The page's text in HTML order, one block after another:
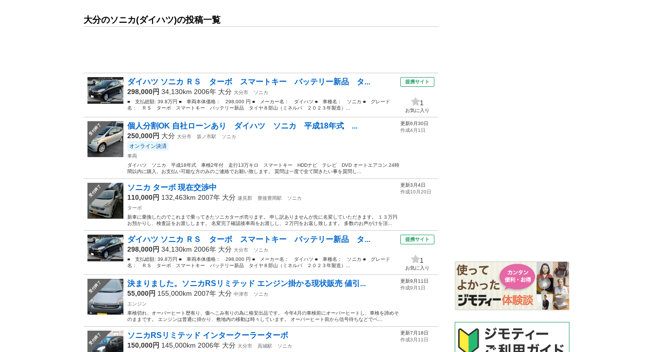
大分のソニカ(ダイハツ)の投稿一覧
ダイハツ ソニカ ＲＳ ターボ スマートキー バッテリー新品 タ...
298,000円 34,130km 2006年 大分 大分市
ソニカ
■ 支払総額: 39.8万円 ■ 車両本体価格： 298,000 円 ■ メーカー名： ダイハツ ■ 車種名： ソニカ ■ グレード
名： ＲＳ ターボ スマートキー バッテリー新品 タイヤ８部山（ミネルバ ２０２３年製造）...
提携サイト
1
お気に入り
受付終了 個人分割OK 自社ローンあり ダイハツ ソニカ 平成18年式 ...
250,000円 大分 大分市 坂ノ市駅 ソニカ
オンライン決済
車両
ダイハツ ソニカ 平成18年式 車検2年付 走行13万キロ スマートキー HDDナビ テレビ DVD オートエアコン 24時
間以内に購入、お支払い可能な方のみのご連絡でお願い致します。 質問は一度で全て聞きたい事を質問し...
更新6月30日
作成4月1日
受付終了 ソニカ ターボ 現在交渉中
110,000円 132,463km 2007年 大分 速見郡 豊後豊岡駅
ソニカ
ターボ
新車に乗換したのでこれまで乗ってきたソニカターボ売ります。 申し訳ありませんが先に名変していただきます。 １３万円
お預かりし、検査証をお渡しします。 名変完了確認後車両をお渡しし、２万円をお返し致します。 多数のお声がけを頂...
更新3月4日
作成10月20日
ダイハツ ソニカ ＲＳ ターボ スマートキー バッテリー新品 タ...
298,000円 34,130km 2006年 大分 大分市
ソニカ
■ 支払総額: 39.8万円 ■ 車両本体価格： 298,000 円 ■ メーカー名： ダイハツ ■ 車種名： ソニカ ■ グレード
名： ＲＳ ターボ スマートキー バッテリー新品 タイヤ８部山（ミネルバ ２０２３年製造）...
提携サイト
1
お気に入り
受付終了 決まりました。ソニカRSリミテッド エンジン掛かる現状販売 値引...
55,000円 155,000km 2007年 大分 中津市
ソニカ
エンジン
車検切れ、オーバーヒート歴有り、傷へこみ有りの為に格安出品です。 今年4月の車検前にオーバーヒートし、車検を諦めそ
のままです。 エンジンは普通に掛かり、敷地内の移動は時々しています。 オーバーヒート前から信号待ちなどでベ...
更新9月11日
作成9月1日
受付終了 ソニカRSリミテッド インタークーラーターボ
150,000円 145,000km 2006年 大分 大分市 高城駅
ソニカ
更新7月18日
作成3月11日